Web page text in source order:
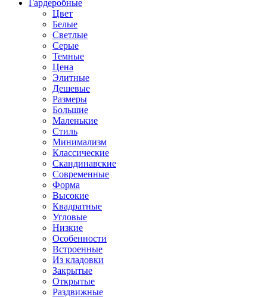
Гардеробные
Цвет
Белые
Светлые
Серые
Темные
Цена
Элитные
Дешевые
Размеры
Большие
Маленькие
Стиль
Минимализм
Классические
Скандинавские
Современные
Форма
Высокие
Квадратные
Угловые
Низкие
Особенности
Встроенные
Из кладовки
Закрытые
Открытые
Раздвижные